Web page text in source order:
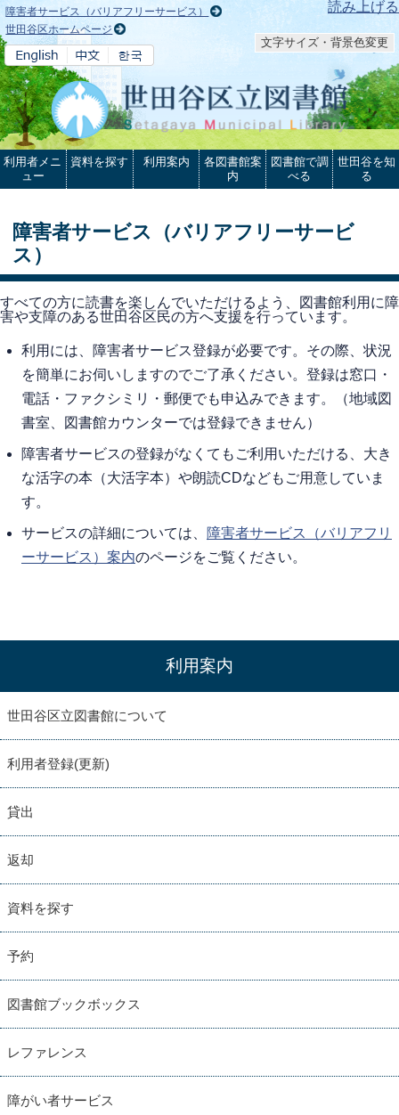
本文へ 読み上げる
障害者サービス（バリアフリーサービス）
世田谷区ホームページ
文字サイズ・背景色変更
利用者メニ
ュー
資料を探す 利用案内
各図書館案
内
図書館で調
べる
世田谷を知
る
障害者サービス（バリアフリーサービ
ス）
すべての方に読書を楽しんでいただけるよう、図書館利用に障
害や支障のある世田谷区民の方へ支援を行っています。
利用には、障害者サービス登録が必要です。その際、状況
を簡単にお伺いしますのでご了承ください。登録は窓口・
電話・ファクシミリ・郵便でも申込みできます。（地域図
書室、図書館カウンターでは登録できません）
障害者サービスの登録がなくてもご利用いただける、大き
な活字の本（大活字本）や朗読CDなどもご用意していま
す。
サービスの詳細については、 障害者サービス（バリアフリ
ーサービス）案内のページをご覧ください。
利用案内
世田谷区立図書館について
利用者登録(更新)
貸出
返却
資料を探す
予約
図書館ブックボックス
レファレンス
障がい者サービス